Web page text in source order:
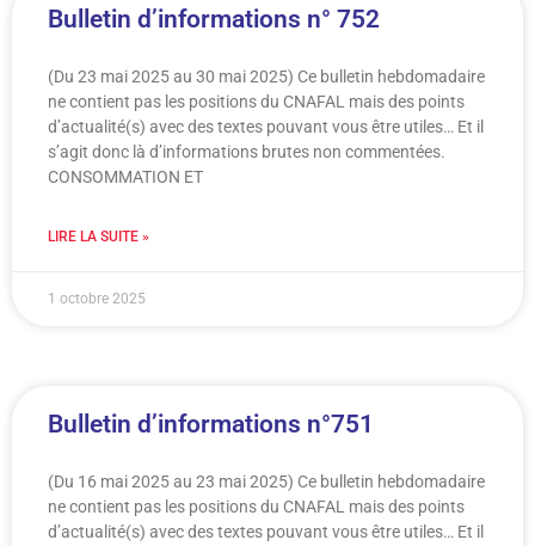
Bulletin d’informations n° 752
(Du 23 mai 2025 au 30 mai 2025) Ce bulletin hebdomadaire
ne contient pas les positions du CNAFAL mais des points
d’actualité(s) avec des textes pouvant vous être utiles… Et il
s’agit donc là d’informations brutes non commentées.
CONSOMMATION ET
LIRE LA SUITE »
1 octobre 2025
Bulletin d’informations n°751
(Du 16 mai 2025 au 23 mai 2025) Ce bulletin hebdomadaire
ne contient pas les positions du CNAFAL mais des points
d’actualité(s) avec des textes pouvant vous être utiles… Et il